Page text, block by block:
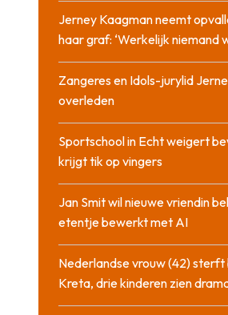
Jerney Kaagman neemt
haar graf: ‘Werkelijk niemand
Zangeres en Idols-jurylid
overleden
Sportschool in Echt weigert
krijgt tik op vingers
Jan Smit wil nieuwe vriendin
etentje bewerkt met AI
Nederlandse vrouw (42) sterft
Kreta, drie kinderen zien